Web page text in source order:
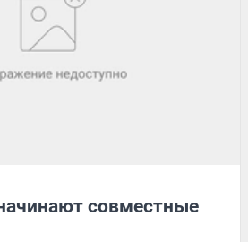
совместные